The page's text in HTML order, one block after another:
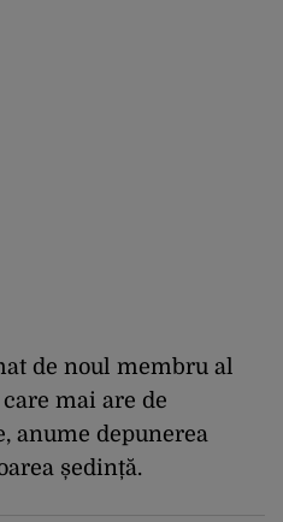
de noul membru al
mai are de
anume depunerea
ședință.